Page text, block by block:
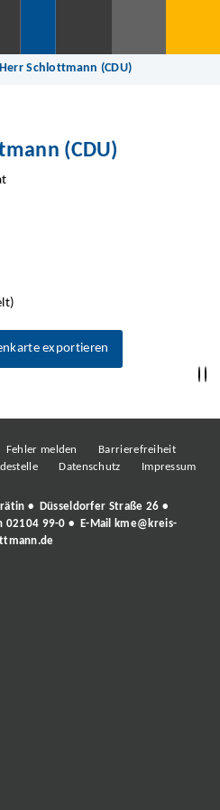
Herr Schlottmann (CDU)
(CDU)
exportieren
Fehler melden
Barrierefreiheit
Datenschutz Impressum
• Düsseldorfer Straße 26 •
02104 99-0 • E-Mail
kme@kreis-